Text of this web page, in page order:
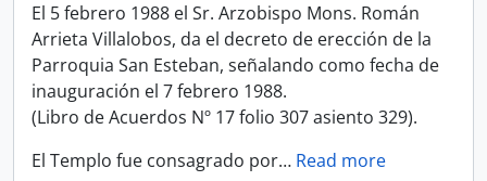
El 5 febrero 1988 el Sr. Arzobispo Mons. Román
Arrieta Villalobos, da el decreto de erección de la
Parroquia San Esteban, señalando como fecha de
inauguración el 7 febrero 1988.
(Libro de Acuerdos Nº 17 folio 307 asiento 329).
El Templo fue consagrado por… Read more